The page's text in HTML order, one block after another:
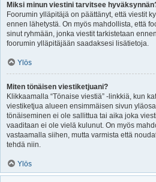
Miksi minun viestini tarvitsee
Foorumin ylläpitäjä on päättänyt, että viestit
ennen lähetystä. On myös mahdollista, että
sinut ryhmään, jonka viestit tarkistetaan
foorumin ylläpitäjään saadaksesi lisätietoja.
Ylös
Miten tönäisen viestiketjuani?
Klikkaamalla “Tönaise viestiä” -linkkiä, kun
viestiketjua alueen ensimmäisen sivun
tönäiseminen ei ole sallittua tai aika joka
vaaditaan ei ole vielä kulunut. On myös
vastaamalla siihen, mutta varmista että
tehdä niin.
Ylös